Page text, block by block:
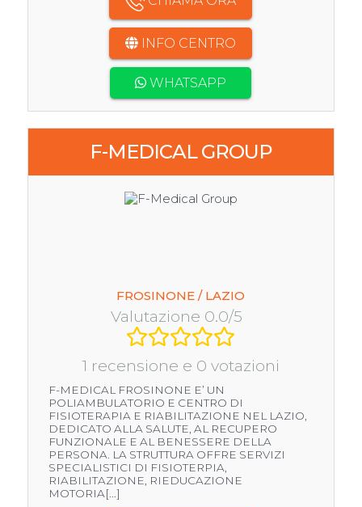
INFO CENTRO
WHATSAPP
F-MEDICAL GROUP
FROSINONE / LAZIO
Valutazione 0.0/5
1 recensione e 0 votazioni
F-MEDICAL FROSINONE E’ UN
POLIAMBULATORIO E CENTRO DI
FISIOTERAPIA E RIABILITAZIONE NEL LAZIO,
DEDICATO ALLA SALUTE, AL RECUPERO
FUNZIONALE E AL BENESSERE DELLA
PERSONA. LA STRUTTURA OFFRE SERVIZI
SPECIALISTICI DI FISIOTERPIA,
RIABILITAZIONE, RIEDUCAZIONE
MOTORIA[...]